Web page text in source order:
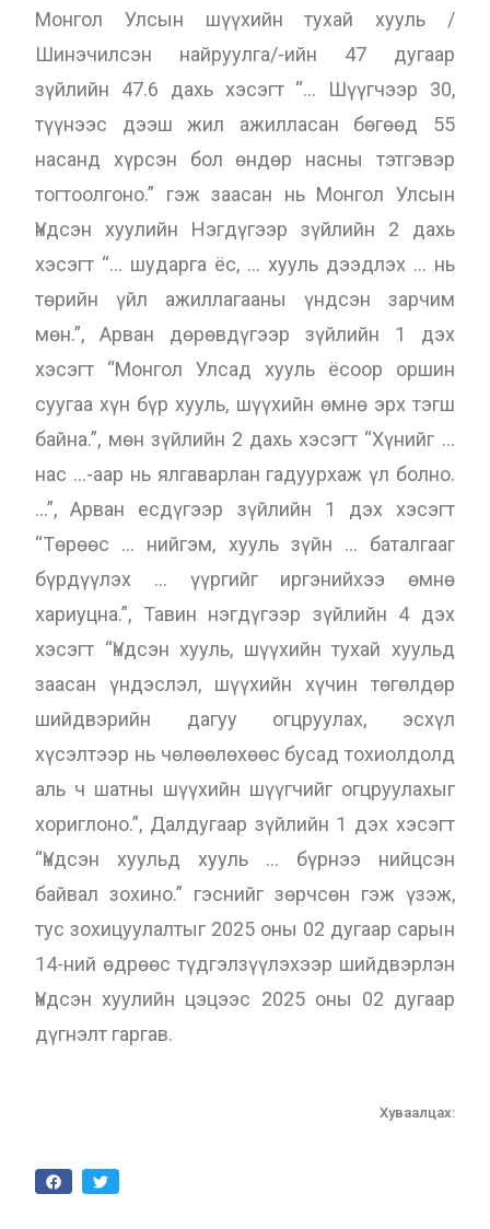
Монгол Улсын шүүхийн тухай хууль /
Шинэчилсэн найруулга/-ийн 47 дугаар
зүйлийн 47.6 дахь хэсэгт “… Шүүгчээр 30,
түүнээс дээш жил ажилласан бөгөөд 55
насанд хүрсэн бол өндөр насны тэтгэвэр
тогтоолгоно.” гэж заасан нь Монгол Улсын
Үндсэн хуулийн Нэгдүгээр зүйлийн 2 дахь
хэсэгт “… шударга ёс, … хууль дээдлэх … нь
төрийн үйл ажиллагааны үндсэн зарчим
мөн.”, Арван дөрөвдүгээр зүйлийн 1 дэх
хэсэгт “Монгол Улсад хууль ёсоор оршин
суугаа хүн бүр хууль, шүүхийн өмнө эрх тэгш
байна.”, мөн зүйлийн 2 дахь хэсэгт “Хүнийг …
нас …-аар нь ялгаварлан гадуурхаж үл болно.
…”, Арван есдүгээр зүйлийн 1 дэх хэсэгт
“Төрөөс … нийгэм, хууль зүйн … баталгааг
бүрдүүлэх … үүргийг иргэнийхээ өмнө
хариуцна.”, Тавин нэгдүгээр зүйлийн 4 дэх
хэсэгт “Үндсэн хууль, шүүхийн тухай хуульд
заасан үндэслэл, шүүхийн хүчин төгөлдөр
шийдвэрийн дагуу огцруулах, эсхүл
хүсэлтээр нь чөлөөлөхөөс бусад тохиолдолд
аль ч шатны шүүхийн шүүгчийг огцруулахыг
хориглоно.”, Далдугаар зүйлийн 1 дэх хэсэгт
“Үндсэн хуульд хууль … бүрнээ нийцсэн
байвал зохино.” гэснийг зөрчсөн гэж үзэж,
тус зохицуулалтыг 2025 оны 02 дугаар сарын
14-ний өдрөөс түдгэлзүүлэхээр шийдвэрлэн
Үндсэн хуулийн цэцээс 2025 оны 02 дугаар
дүгнэлт гаргав.
Хуваалцах: